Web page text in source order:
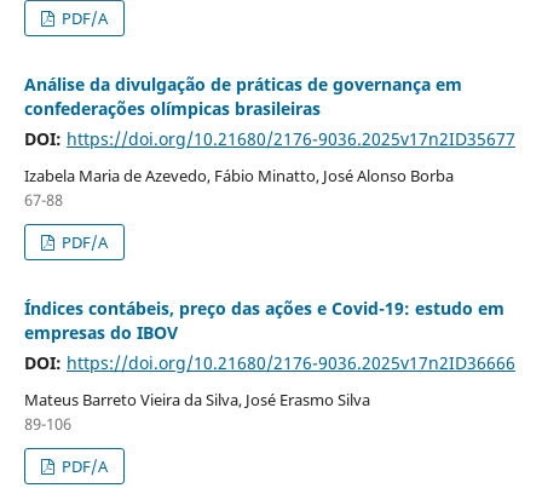
PDF/A
Análise da divulgação de práticas de governança em
confederações olímpicas brasileiras
DOI: https://doi.org/10.21680/2176-9036.2025v17n2ID35677
Izabela Maria de Azevedo, Fábio Minatto, José Alonso Borba
67-88
PDF/A
Índices contábeis, preço das ações e Covid-19: estudo em
empresas do IBOV
DOI: https://doi.org/10.21680/2176-9036.2025v17n2ID36666
Mateus Barreto Vieira da Silva, José Erasmo Silva
89-106
PDF/A